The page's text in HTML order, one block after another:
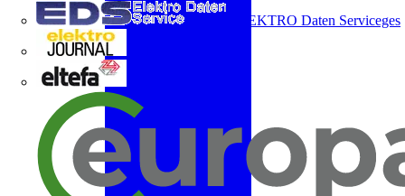
ELEKTRO Daten Serviceges